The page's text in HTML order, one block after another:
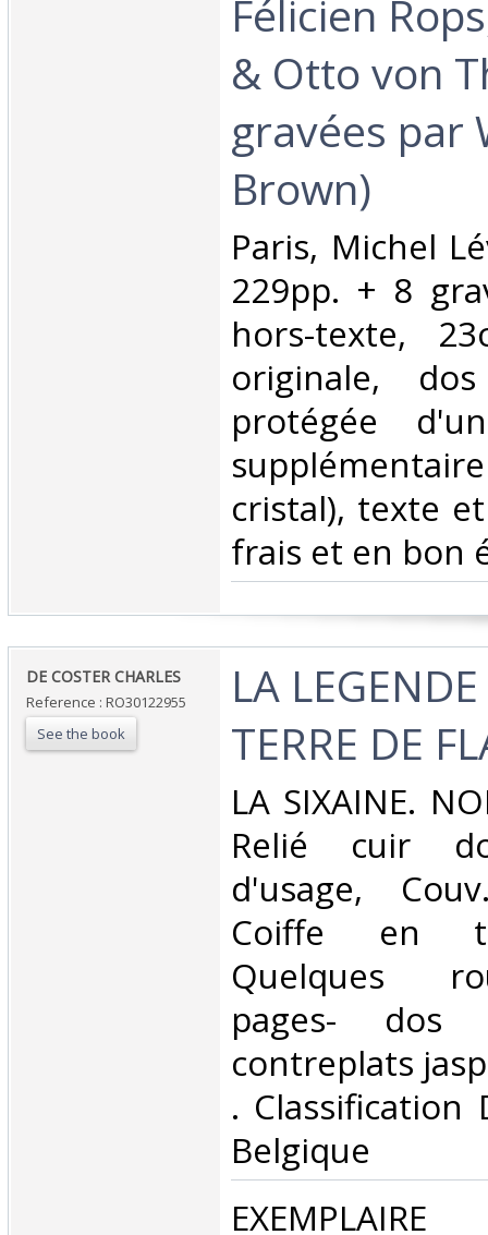
Félicien
& Otto von
gravées par
Brown)‎
‎Paris, Michel
229pp. + 8
hors-texte,
originale,
protégée
cristal), texte
frais et en bon
‎DE COSTER CHARLES‎
Reference : RO30122955
See the book
‎LA
TERRE DE
‎LA SIXAINE.
Relié cuir
d'usage,
Coiffe en
Quelques
pages-
contreplats
. Classification
Belgique‎